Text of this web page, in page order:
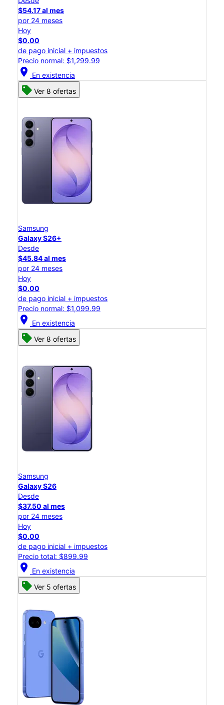
$54.17 al mes
por 24 meses
Hoy
$0.00
de pago inicial + impuestos
Precio normal: $1,299.99
location_on En existencia
Ver 8 ofertas
Samsung
Galaxy S26+
Desde
$45.84 al mes
por 24 meses
Hoy
$0.00
de pago inicial + impuestos
Precio normal: $1,099.99
location_on En existencia
Ver 8 ofertas
Samsung
Galaxy S26
Desde
$37.50 al mes
por 24 meses
Hoy
$0.00
de pago inicial + impuestos
Precio total: $899.99
location_on En existencia
Ver 5 ofertas